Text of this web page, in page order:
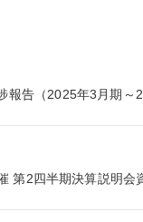
告（2025年3月期～
第2四半期決算説明会